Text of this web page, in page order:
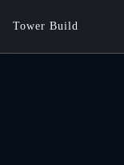
Tower Build